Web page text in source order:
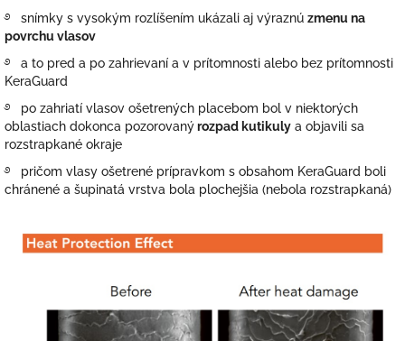
࿔ snímky s vysokým rozlíšením ukázali aj výraznú zmenu na
povrchu vlasov
࿔ a to pred a po zahrievaní a v prítomnosti alebo bez prítomnosti
KeraGuard
࿔ po zahriatí vlasov ošetrených placebom bol v niektorých
oblastiach dokonca pozorovanýrozpad kutikuly a objavili sa
rozstrapkané okraje
࿔ pričom vlasy ošetrené prípravkom s obsahom KeraGuard boli
chránené a šupinatá vrstva bola plochejšia (nebola rozstrapkaná)